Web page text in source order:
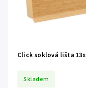
Click soklová lišta
Skladem